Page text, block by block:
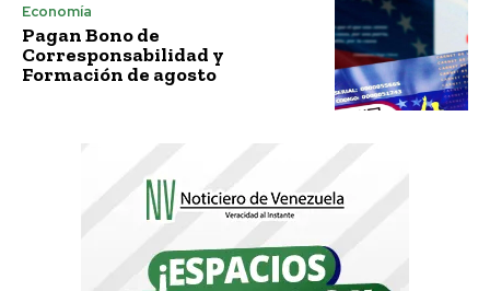
Economía
Pagan Bono de
Corresponsabilidad y
Formación de agosto